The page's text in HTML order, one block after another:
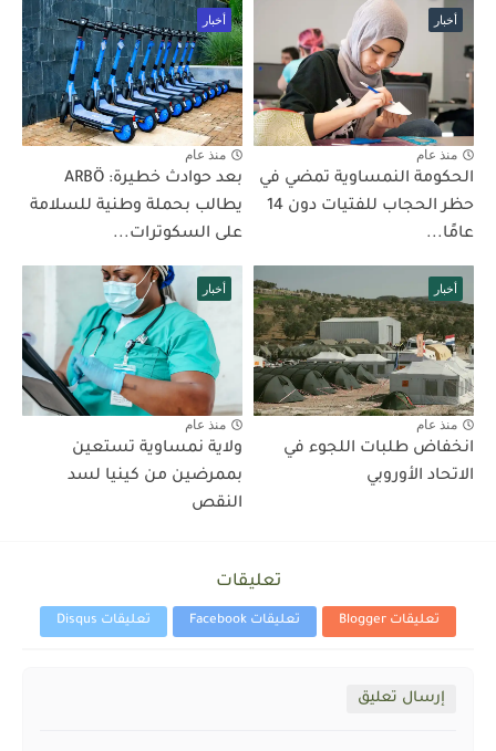
أخبار
منذ عام
الحكومة النمساوية تمضي في
حظر الحجاب للفتيات دون 14
عامًا...
أخبار
منذ عام
بعد حوادث خطيرة: ARBÖ
يطالب بحملة وطنية للسلامة
على السكوترات...
أخبار
منذ عام
انخفاض طلبات اللجوء في
الاتحاد الأوروبي
أخبار
منذ عام
ولاية نمساوية تستعين
بممرضين من كينيا لسد
النقص
تعليقات
تعليقات Blogger تعليقات Facebook تعليقات Disqus
إرسال تعليق